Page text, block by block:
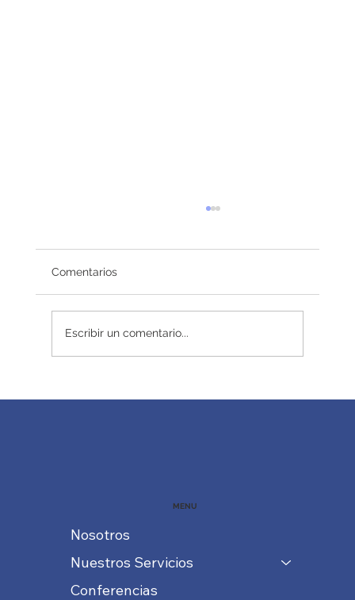
Comentarios
Escribir un comentario...
MENU
Nosotros
Nuestros Servicios
Conferencias